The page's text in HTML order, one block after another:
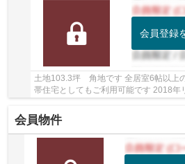
会員登録
土地103.3坪 角地です 全居室6帖以上
帯住宅としてもご利用可能です 2018年
会員物件